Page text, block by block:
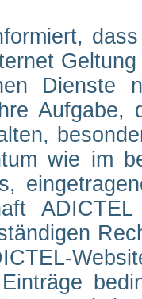
Dienste
Aufgabe,
wie im